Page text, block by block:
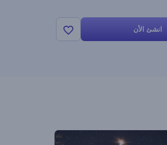
انشئ الأن